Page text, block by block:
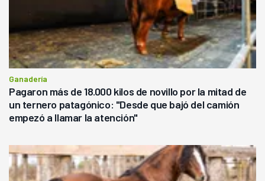
Ganadería
Pagaron más de 18.000 kilos de novillo por la mitad de
un ternero patagónico: "Desde que bajó del camión
empezó a llamar la atención"